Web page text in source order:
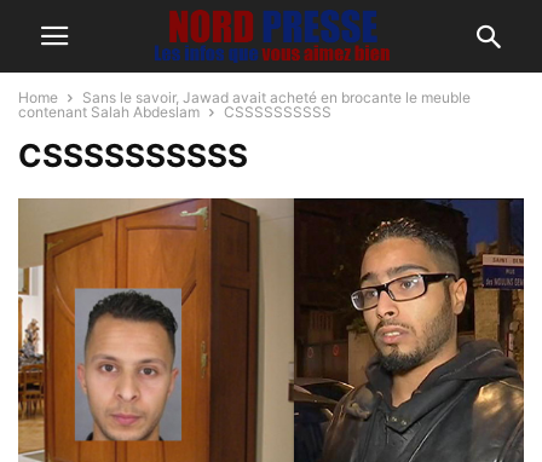
Home
Sans le savoir, Jawad avait acheté en brocante le meuble
contenant Salah Abdeslam
CSSSSSSSSSS
CSSSSSSSSSS